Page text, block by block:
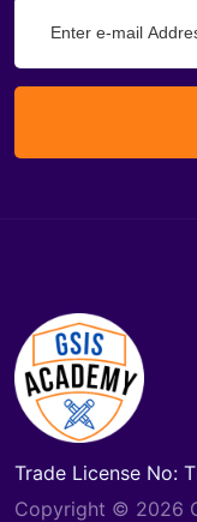
Trade License No:
Copyright © 2026